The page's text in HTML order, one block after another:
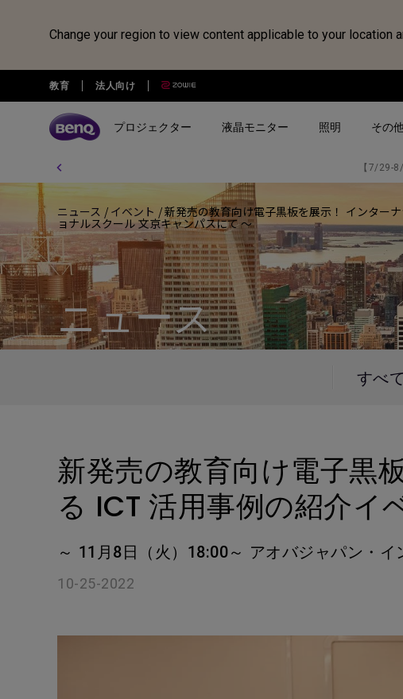
Change your region to view content applicable to your location
教育 法人向け
プロジェクター
全プロジェクター
シリーズ
ゲーミングシリーズ
ホームシアターシリーズ
モバイルシリーズ
使用用途
カジュアルゲーミングプロジェ
クター
ホームエンターテインメントプ
ロジェクター
液晶モニター
全液晶モニター
シリーズ
ホームモニター｜EW・GWシ
リーズ
プロデザイナー向けモニター｜
Creative Proシリーズ
ゲーミングモニター｜MOBIUZ
使用用途
写真編集向けモニター｜
リーズ
プログラミング向けモニタ
アイケアモニター
クリエイター向けモニタ
照明
全照明製品
シリーズ
モニターライト｜ScreenBar
学習用ライト｜MindDuo
アイケア デスクライト｜WiT
ピアノ向け照明｜PianoLight
その
スピーカー
ideaCam S1 Pro
ideaCam S1 Plus
EnSpire
ドッキングステーション・USBハブ
DP1310
GR10
電子黒板
【7/29-
ニュース / イベント /新発売の教育向け電子黒板を展示！ インター
ョナルスクール 文京キャンパスにて ～
ニュース
すべて
新発売の教育向け電子黒
る ICT 活用事例の紹介イ
～ 11月8日（火）18:00～ アオバジャパン・
10-25-2022